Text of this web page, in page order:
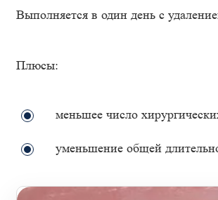
Выполняется в один день с
Плюсы:
меньшее число
уменьшение общей